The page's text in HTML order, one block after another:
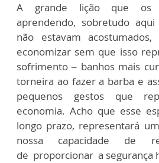
A grande lição que os
aprendendo, sobretudo
não estavam
economizar sem que isso
sofrimento – banhos mais
torneira ao fazer a barba e
pequenos gestos que
economia. Acho que esse
longo prazo, representará
nossa capacidade de
de proporcionar a segurança